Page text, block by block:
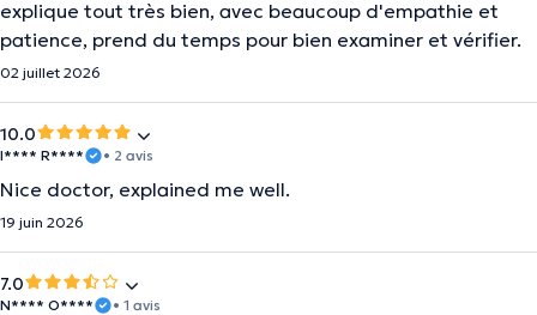
explique tout très bien, avec beaucoup d'empathie et
patience, prend du temps pour bien examiner et vérifier.
02 juillet 2026
10.0
I**** R**** • 2 avis
Nice doctor, explained me well.
19 juin 2026
7.0
N**** O**** • 1 avis